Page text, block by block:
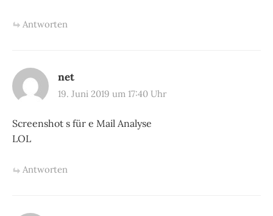
Antworten
net
19. Juni 2019 um 17:40 Uhr
Screenshot s für e Mail Analyse
LOL
Antworten